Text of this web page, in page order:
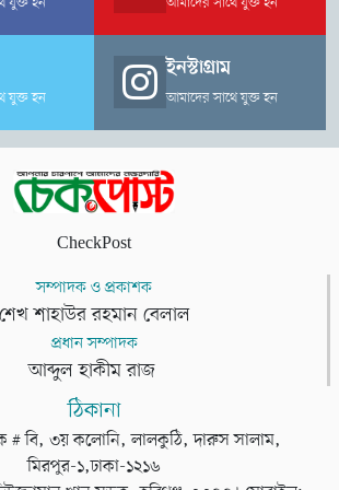
পরিবারের কাছে হস্তান্তর করা হয়। পরিবার
ঘটনাটিকে দুর্ঘটনা হিসেবে বিবেচনা করা
যুক্ত হন
ইনস্টাগ্রাম
আমাদের সাথে যুক্ত হন
CheckPost
সম্পাদক ও প্রকাশক
শেখ শাহাউর রহমান বেলাল
প্রধান সম্পাদক
আব্দুল হাকীম রাজ
ঠিকানা
# বি, ৩য় কলোনি, লালকুঠি, দারুস সালাম,
মিরপুর-১,ঢাকা-১২১৬